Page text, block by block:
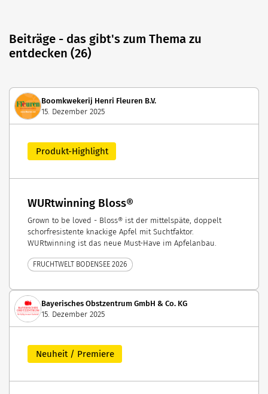
Beiträge - das gibt's zum Thema zu
entdecken (26)
Boomkwekerij Henri Fleuren B.V.
15. Dezember 2025
Produkt-Highlight
WURtwinning Bloss®
Grown to be loved - Bloss® ist der mittelspäte, doppelt
schorfresistente knackige Apfel mit Suchtfaktor.
WURtwinning ist das neue Must-Have im Apfelanbau.
FRUCHTWELT BODENSEE 2026
Bayerisches Obstzentrum GmbH & Co. KG
15. Dezember 2025
Neuheit / Premiere